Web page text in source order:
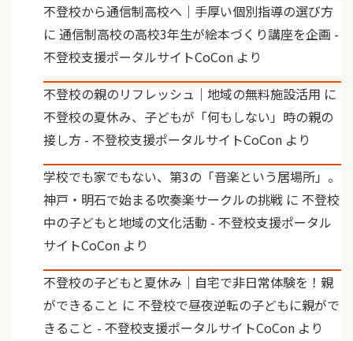
不登校から通信制高校へ｜手厚い個別指導の選び方
に 通信制高校の高校3年生が絵本づくり講座を企画 -
不登校支援ポータルサイトCoCon より
不登校の親のリフレッシュ｜地域の無料施設活用 に
不登校の夏休み、子どもが「何もしない」時の親の
接し方 - 不登校支援ポータルサイトCoCon より
学校でも家でもない、第3の「音楽という居場所」。
神戸・明石で始まる吹奏楽サークルの挑戦 に 不登校
中の子どもと地域の文化活動 - 不登校支援ポータル
サイトCoCon より
不登校の子どもと夏休み｜自宅で非日常体験を！親
ができること に 不登校で昼夜逆転の子どもに親がで
きること - 不登校支援ポータルサイトCoCon より